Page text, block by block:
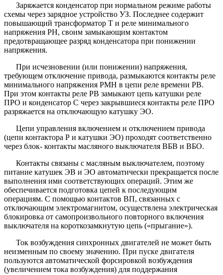
Заряжается конденсатор при нормальном режиме работы
схемы через зарядное устройство УЗ. Последнее содержит
повышающий трансформатор Т и реле минимального
напряжения PH, своим замыкающим контактом
предотвращающее разряд конденсатора при понижении
напряжения.
При исчезновении (или понижении) напряжения,
требующем отключение привода, размыкаются контакты реле
минимального напряжения РМН в цепи реле времени РВ.
При этом контакты реле РВ замыкают цепь катушки реле
ПРО и конденсатор С через закрывшиеся контакты реле ПРО
разряжается на отключающую катушку ЭО.
Цепи управления включением и отключением привода
(цепи контактора Р и катушки ЭО) проходят соответственно
через блок- контакты масляного выключателя ВБВ и ВБО.
Контакты связаны с масляным выключателем, поэтому
питание катушек ЭВ и ЭО автоматически прекращается после
выполнения ими соответствующих операций. Этим же
обеспечивается подготовка цепей к последующим
операциям. С помощью контактов ВП, связанных с
отключающим электромагнитом, осуществлена электрическая
блокировка от самопроизвольного повторного включения
выключателя на короткозамкнутую цепь («прыгание»).
Ток возбуждения синхронных двигателей не может быть
неизменным по своему значению. При пуске двигателя
пользуются автоматической форсировкой возбуждения
(увеличением тока возбуждения) для поддержания